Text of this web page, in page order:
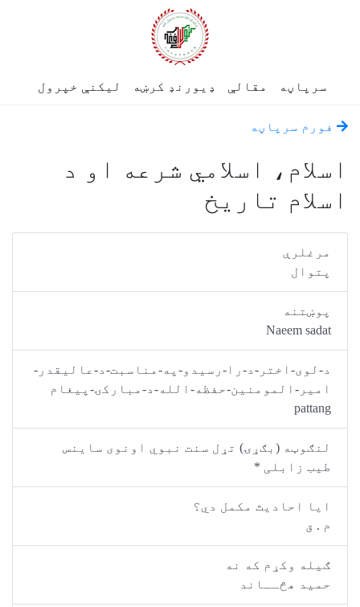
مقالې ډیورنډ کرښه لیکنې خپرول
سرپاڼه
اسلامي شرعه او د
تاریخ
Naeem
لوی-اختر-د-را-رسیدو-په-مناسبت-د-عالیقدر-
المومنین-حفظه-الله-د-مبارکۍ-پیغام
(بګړۍ) تړل سنت نبوي اونوی ساينس
زابلی *
احادیث مکمل دي؟
وکړم که نه
هڅــاند